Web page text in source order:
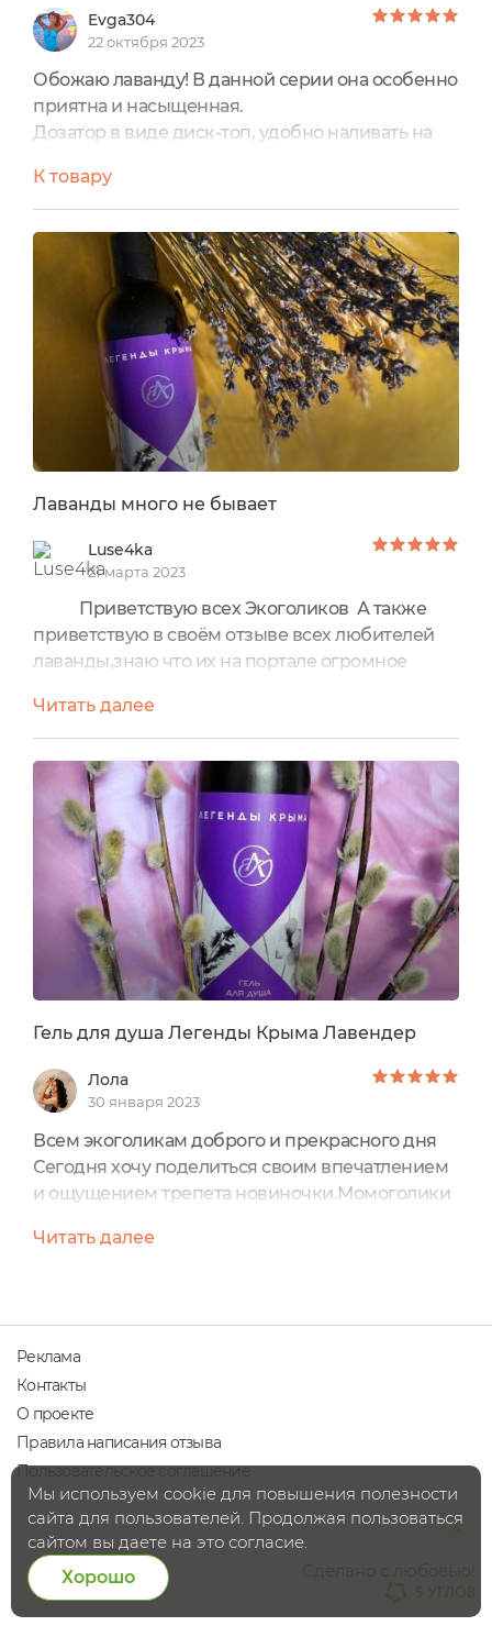
Evga304
22 октября 2023
Обожаю лаванду! В данной серии она особенно
приятна и насыщенная.
Дозатор в виде диск-топ, удобно наливать на
Прозрачный с легким желтоватым оттенком
гель имеет среднюю густоту.
Как я уже сказала, давандовый аромат
Мне нравится без мочалки пользоваться им.
Пена таким образом очень лёгкая, не
воздушная, но при этом очищение хорошее.
Кожа после геля не сохнет и не требует
ежесекундного нанесения увлажнения.
Жаль аромат не остаётся на ней. Я испытываю
огромное аромаудовольствие от намыливания
таким средством.
К товару
Лаванды много не бывает
Luse4ka
21 марта 2023
Приветствую всех Экоголиков А также
приветствую в своём отзыве всех любителей
лаванды,знаю что их на портале огромное
впечатлениями об очередной новинке Геле для
душа Масла лаванды и камелии из серии
Lavender Легенды крыма Легенды Крыма-
молодой бренд,миссия которого «возродить
лучшее из накопленного опыта и даров
природы Крыма» ...
Читать далее
Гель для душа Легенды Крыма Лавендер
Лола
30 января 2023
Всем экоголикам доброго и прекрасного дня
Сегодня хочу поделиться своим впечатлением
и ощущением трепета новиночки.Момоголики
производителя, фирму, то хочется попробовать
коже, все мы индивидуальны, и хочется
испробовать все на себе! Таким образом, в
Мастерской Олеси Мустаевой со временем...
Читать далее
Реклама
Контакты
О проекте
Правила написания отзыва
Пользовательское соглашение
Мы используем cookie для повышения полезности
сайта для пользователей. Продолжая пользоваться
сайтом вы даете на это согласие.
Хорошо